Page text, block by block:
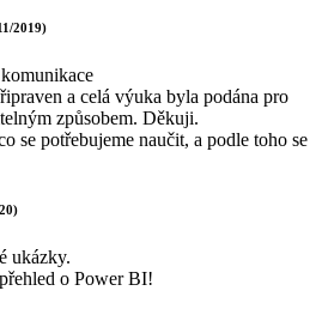
2019)
a celá výuka byla podána pro
způsobem. Děkuji.
se potřebujeme naučit, a podle toho se
ukázky.
o Power BI!